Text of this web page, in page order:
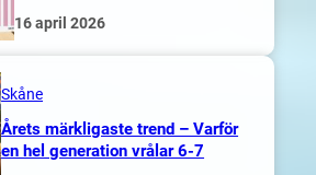
16 april 2026
Skåne
Årets märkligaste trend – Varför
en hel generation vrålar 6-7